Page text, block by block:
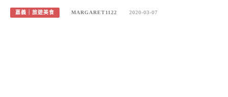
嘉義｜旅遊美食 MARGARET1122 2020-03-07